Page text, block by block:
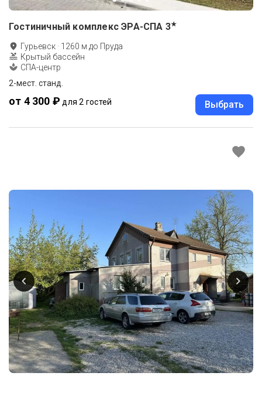
Гостиничный комплекс ЭРА-СПА 3★
Гурьевск · 1260 м до Пруда
Крытый бассейн
СПА-центр
2-мест. станд.
от 4 300 ₽ для 2 гостей Выбрать